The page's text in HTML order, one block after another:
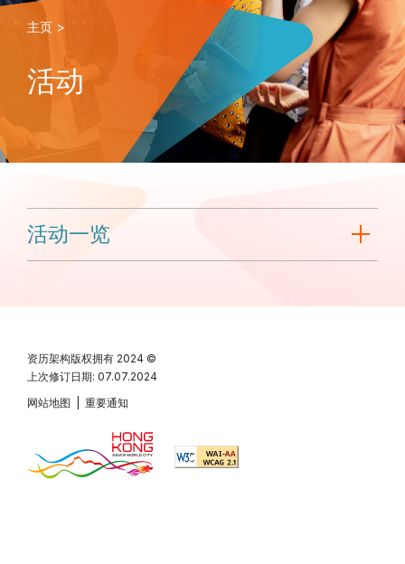
主页 >
活动
活动一览
资历架构版权拥有 2024 ©
上次修订日期: 07.07.2024
网站地图
重要通知